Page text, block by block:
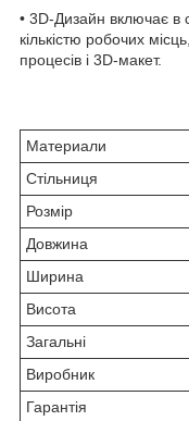
• 3D-Дизайн включає в
кількістю робочих
процесів і 3D-макет.
Материали
Стільниця
Розмір
Довжина
Ширина
Висота
Загальні
Виробник
Гарантія